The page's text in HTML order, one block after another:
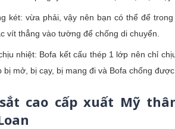
két: vừa phải, vậy nên bạn có thể để
vít thẳng vào tường để chống di chuyển.
nhiệt: Bofa kết cấu thép 1 lớp nên chỉ
mở, bị cạy, bị mang đi và Bofa chống
cao cấp xuất Mỹ